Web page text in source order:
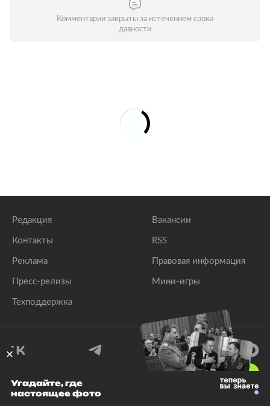
Комментарии закрыты за истечением срока
давности
Редакция
Контакты
Реклама
Пресс-релизы
Техподдержка
Вакансии
RSS
Правовая информация
Мини-игры
© 1999–2026 Все права защищены.
Угадайте, где
настоящее фото